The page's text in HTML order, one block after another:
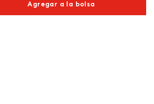
Agregar a la bolsa